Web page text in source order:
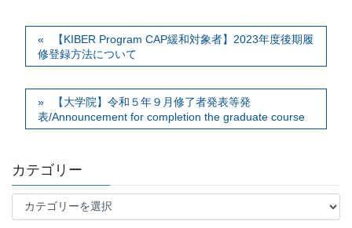
【KIBER Program CAP緩和対象者】2023年度後期履
修登録方法について
【大学院】令和５年９月修了者発表等発
表/Announcement for completion the graduate course
カテゴリー
テ